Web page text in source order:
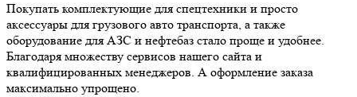
Покупать комплектующие для спецтехники и просто
аксессуары для грузового авто транспорта, а также
оборудование для АЗС и нефтебаз стало проще и удобнее.
Благодаря множеству сервисов нашего сайта и
квалифицированных менеджеров. А оформление заказа
максимально упрощено.